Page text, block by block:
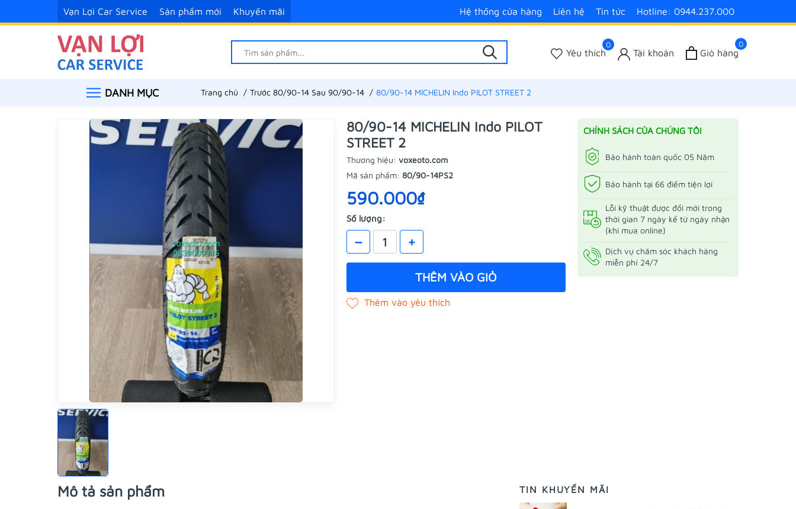
Vạn Lợi Car Service Sản phẩm mới Khuyến mãi Hệ thống cửa hàng Liên hệ Tin tức Hotline: 0944.237.000
0
Yêu thích Tài khoản
0
Giỏ hàng
DANH MỤC Trang chủ Trước 80/90-14 Sau 90/90-14 80/90-14 MICHELIN Indo PILOT STREET 2
80/90-14 MICHELIN Indo PILOT
STREET 2
Thương hiệu: voxeoto.com
Mã sản phẩm: 80/90-14PS2
590.000₫
Số lượng:
– +
THÊM VÀO GIỎ
CHÍNH SÁCH CỦA CHÚNG TÔI
Bảo hành toàn quốc 05 Năm
Bảo hành tại 66 điểm tiện lợi
Lỗi kỹ thuật được đổi mới trong
thời gian 7 ngày kể từ ngày nhận
(khi mua online)
Dịch vụ chăm sóc khách hàng
miễn phí 24/7
Mô tả sản phẩm TIN KHUYẾN MÃI